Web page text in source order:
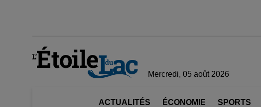
Mercredi, 05 août 2026
ACTUALITÉS ÉCONOMIE SPORTS